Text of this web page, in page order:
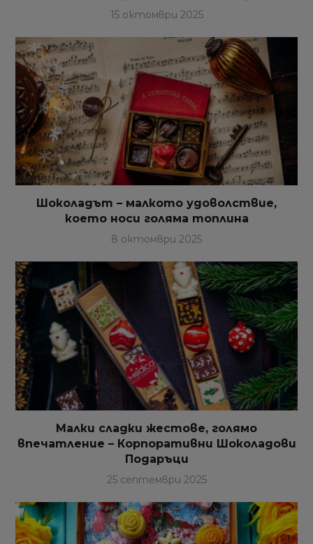
15 октомври 2025
Шоколадът – малкото удоволствие,
което носи голяма топлина
8 октомври 2025
Малки сладки жестове, голямо
впечатление – Корпоративни Шоколадови
Подаръци
25 септември 2025